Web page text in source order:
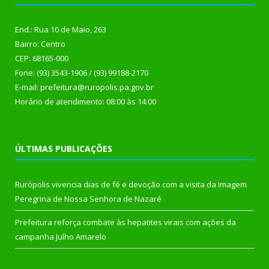
End.: Rua 10 de Maio, 263
Bairro: Centro
CEP: 68165-000
Fone: (93) 3543-1906 / (93) 99188-2170
E-mail: prefeitura@ruropolis.pa.gov.br
Horário de atendimento: 08:00 às 14:00
ÚLTIMAS PUBLICAÇÕES
Rurópolis vivencia dias de fé e devoção com a visita da Imagem
Peregrina de Nossa Senhora de Nazaré
Prefeitura reforça combate às hepatites virais com ações da
campanha Julho Amarelo